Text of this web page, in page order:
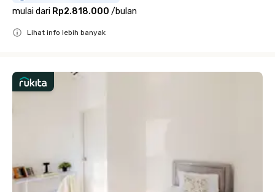
mulai dari Rp2.818.000 /bulan
Lihat info lebih banyak